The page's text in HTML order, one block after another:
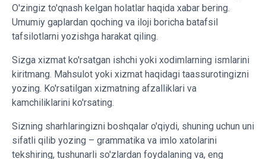
O'zingiz to'qnash kelgan holatlar haqida xabar bering.
Umumiy gaplardan qoching va iloji boricha batafsil
tafsilotlarni yozishga harakat qiling.
Sizga xizmat ko'rsatgan ishchi yoki xodimlarning ismlarini
kiritmang. Mahsulot yoki xizmat haqidagi taassurotingizni
yozing. Ko'rsatilgan xizmatning afzalliklari va
kamchiliklarini ko'rsating.
Sizning sharhlaringizni boshqalar o'qiydi, shuning uchun uni
sifatli qilib yozing – grammatika va imlo xatolarini
tekshiring, tushunarli so'zlardan foydalaning va, eng